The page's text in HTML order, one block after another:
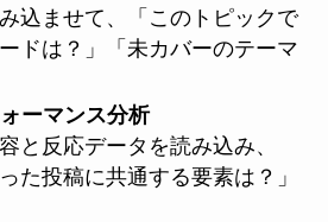
込ませて、「このトピックで
ドは？」「未カバーのテーマ
ーマンス分析
と反応データを読み込み、
た投稿に共通する要素は？」